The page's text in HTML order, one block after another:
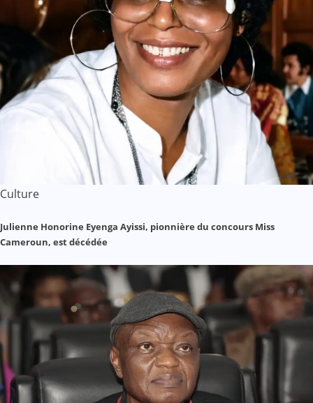
Culture
Julienne Honorine Eyenga Ayissi, pionnière du concours Miss
Cameroun, est décédée